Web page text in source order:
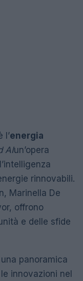
l’energia
AIun’opera
rinnovabili.
Marinella De
offrono
e delle sfide
panoramica
innovazioni nel